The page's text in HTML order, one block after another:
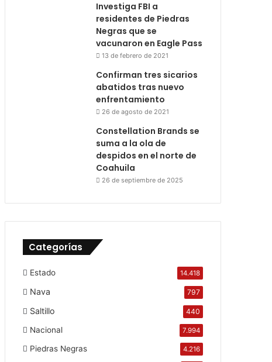
Investiga FBI a
residentes de Piedras
Negras que se
vacunaron en Eagle Pass
13 de febrero de 2021
Confirman tres sicarios
abatidos tras nuevo
enfrentamiento
26 de agosto de 2021
Constellation Brands se
suma a la ola de
despidos en el norte de
Coahuila
26 de septiembre de 2025
Categorías
Estado 14.418
Nava 797
Saltillo 440
Nacional 7.994
Piedras Negras 4.216